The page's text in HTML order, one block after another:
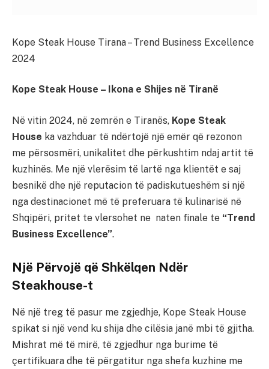
Kope Steak House Tirana – Trend Business Excellence
2024
Kope Steak House – Ikona e Shijes në Tiranë
Në vitin 2024, në zemrën e Tiranës, Kope Steak
House ka vazhduar të ndërtojë një emër që rezonon
me përsosmëri, unikalitet dhe përkushtim ndaj artit të
kuzhinës. Me një vlerësim të lartë nga klientët e saj
besnikë dhe një reputacion të padiskutueshëm si një
nga destinacionet më të preferuara të kulinarisë në
Shqipëri, pritet te vlersohet ne naten finale te “Trend
Business Excellence”.
Një Përvojë që Shkëlqen Ndër
Steakhouse-t
Në një treg të pasur me zgjedhje, Kope Steak House
spikat si një vend ku shija dhe cilësia janë mbi të gjitha.
Mishrat më të mirë, të zgjedhur nga burime të
çertifikuara dhe të përgatitur nga shefa kuzhine me